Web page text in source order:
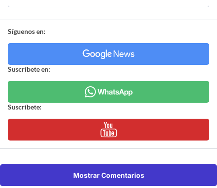
Síguenos en:
Suscríbete en:
Suscríbete:
Mostrar Comentarios